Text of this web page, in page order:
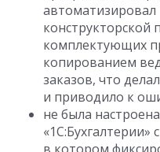
конструкторской
комплектующих
копированием
заказов, что
и приводило к
не была
«1С:Бухгалтерии»